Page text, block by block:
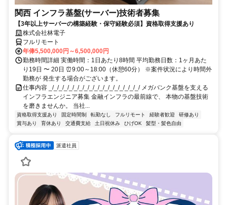
関西 インフラ基盤(サーバー)技術者募集
【3年以上サーバーの構築経験・保守経験必須】資格取得支援あり
株式会社林電子
フルリモート
年俸5,500,000円～6,500,000円
勤務時間詳細 実働時間：1日あたり8時間 平均勤務日数：1ヶ月あた
り19日 〜 20日 ⏰9:00～18:00（休憩60分） ※案件状況により時間外
勤務が 発生する場合がございます。
仕事内容 _/_/_/_/_/_/_/_/_/_/_/_/_/_/_/_/_/_/ メガバンク基盤を支える
インフラエンジニア募集 金融インフラの最前線で、 本物の基盤技術
を磨きませんか。 当社...
資格取得支援あり 固定時間制 転勤なし フルリモート 経験者歓迎
研修あり
賞与あり
育休あり 交通費支給 土日祝休み ひげOK 髪型・髪色自由
派遣社員